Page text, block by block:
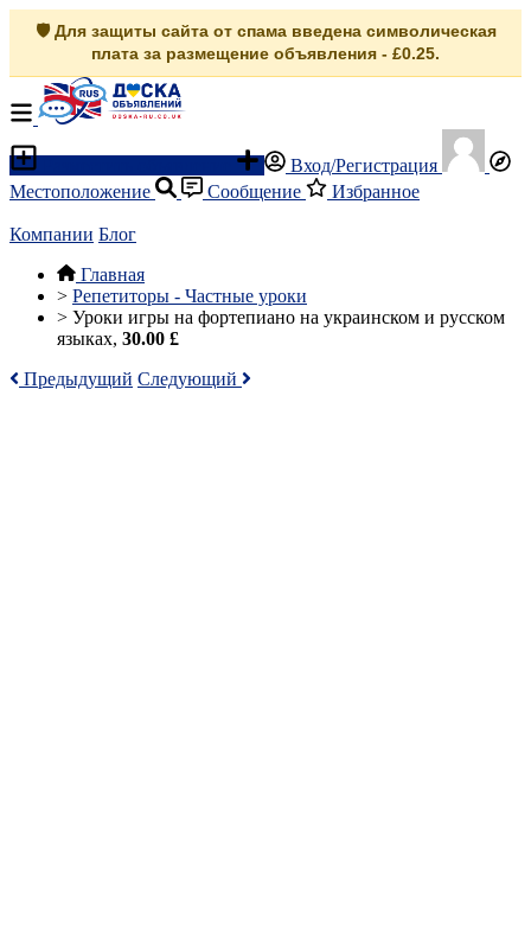
🛡️ Для защиты сайта от спама введена символическая
плата за размещение объявления - £0.25.
Вход/Регистрация
Местоположение
Сообщение Избранное
Компании Блог
Главная
> Репетиторы - Частные уроки
> Уроки игры на фортепиано на украинском и русском
языках, 30.00 £
Предыдущий Следующий